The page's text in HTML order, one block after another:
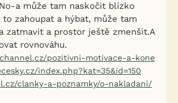
a může tam naskočit blízko
zahoupat a hýbat, může tam
zatmavit a prostor ještě zmenšit.A
rovnováhu.
pozitivni-motivace-a-kone
index.php?kat=35&id=150
clanky-a-poznamky/o-nakladani/